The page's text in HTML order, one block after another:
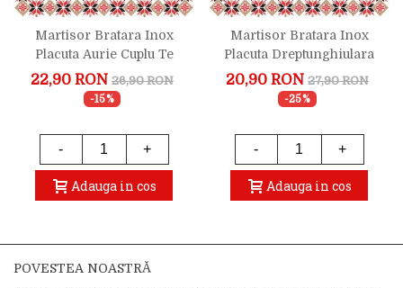
Martisor Bratara Inox
Placuta Aurie Cuplu Te
Iubesc
22,90 RON 26,90 RON
-15%
- +
Adauga in cos
Martisor Bratara Inox
Placuta Dreptunghiulara
Argintie Draga Matusa
Trifoi
20,90 RON 27,90 RON
-25%
- +
Adauga in cos
POVESTEA NOASTRĂ